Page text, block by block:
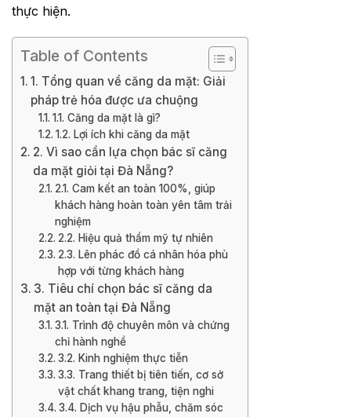
thực hiện.
Table of Contents
1. Tổng quan về căng da mặt: Giải
pháp trẻ hóa được ưa chuộng
1.1. Căng da mặt là gì?
1.2. Lợi ích khi căng da mặt
2. Vì sao cần lựa chọn bác sĩ căng
da mặt giỏi tại Đà Nẵng?
2.1. Cam kết an toàn 100%, giúp
khách hàng hoàn toàn yên tâm trải
nghiệm
2.2. Hiệu quả thẩm mỹ tự nhiên
2.3. Lên phác đồ cá nhân hóa phù
hợp với từng khách hàng
3. Tiêu chí chọn bác sĩ căng da
mặt an toàn tại Đà Nẵng
3.1. Trình độ chuyên môn và chứng
chỉ hành nghề
3.2. Kinh nghiệm thực tiễn
3.3. Trang thiết bị tiên tiến, cơ sở
vật chất khang trang, tiện nghi
3.4. Dịch vụ hậu phẫu, chăm sóc